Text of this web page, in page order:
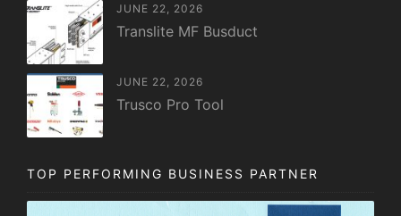
JUNE 22, 2026
Translite MF Busduct
JUNE 22, 2026
Trusco Pro Tool
TOP PERFORMING BUSINESS PARTNER